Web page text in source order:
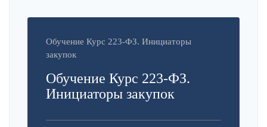
Обучение Курс 223-ФЗ. Инициаторы
закупок
Обучение Курс 223-ФЗ.
Инициаторы закупок